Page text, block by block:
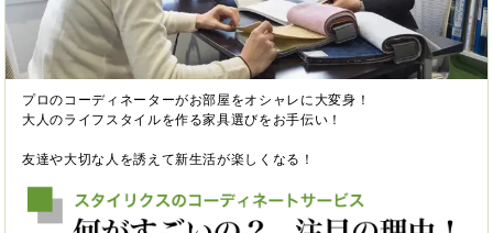
プロのコーディネーターがお部屋をオシャレに大変身！
大人のライフスタイルを作る家具選びをお手伝い！
友達や大切な人を誘えて新生活が楽しくなる！